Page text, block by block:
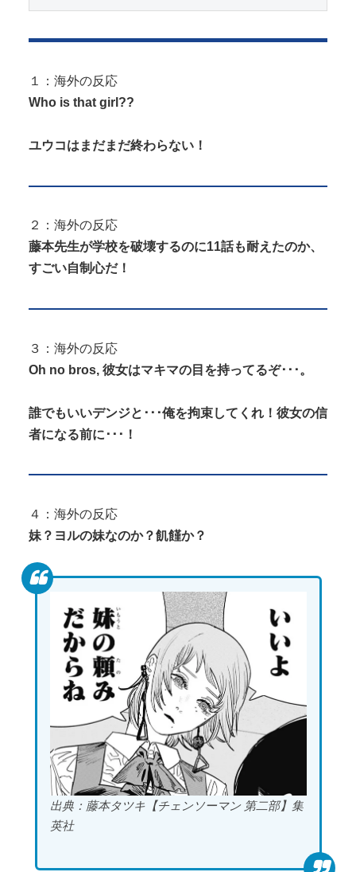
１：海外の反応
Who is that girl??
ユウコはまだまだ終わらない！
２：海外の反応
藤本先生が学校を破壊するのに11話も耐えたのか、
すごい自制心だ！
３：海外の反応
Oh no bros, 彼女はマキマの目を持ってるぞ･･･。
誰でもいいデンジと･･･俺を拘束してくれ！彼女の信
者になる前に･･･！
４：海外の反応
妹？ヨルの妹なのか？飢饉か？
出典：藤本タツキ【チェンソーマン 第二部】集
英社